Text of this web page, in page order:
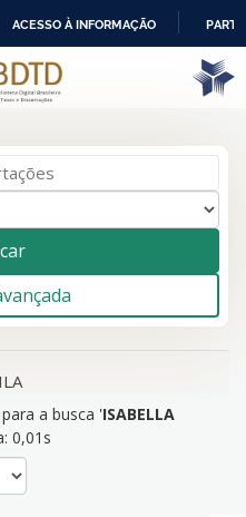
ACESSO À INFORMAÇÃO
para a busca '
para a busca 'ISABELLA
0,01s